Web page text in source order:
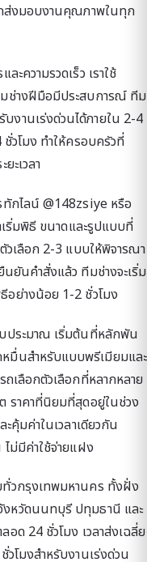
ถส่งมอบงานคุณภาพในทุก
ความรวดเร็ว เราใช้
ช่างฝีมือมีประสบการณ์ ทีม
านเร่งด่วนได้ภายใน 2-4
วโมง ทำให้ครอบครัวที่
ะเวลา
กไลน์ @148zsiye หรือ
ริ่มพิธี ขนาดและรูปแบบที่
วเลือก 2-3 แบบให้พิจารณา
ยันคำสั่งแล้ว ทีมช่างจะเริ่ม
ย่างน้อย 1-2 ชั่วโมง
ประมาณ เริ่มต้นที่หลักพัน
มื่นสำหรับแบบพรีเมียมและ
เลือกตัวเลือกที่หลากหลาย
ราคาที่นิยมที่สุดอยู่ในช่วง
คุ้มค่าในเวลาเดียวกัน
ม่มีค่าใช้จ่ายแฝง
วกรุงเทพมหานคร ทั้งฝั่ง
หวัดนนทบุรี ปทุมธานี และ
ด 24 ชั่วโมง เวลาส่งเฉลี่ย
โมงสำหรับงานเร่งด่วน